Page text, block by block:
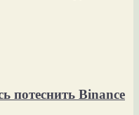
потеснить Binance